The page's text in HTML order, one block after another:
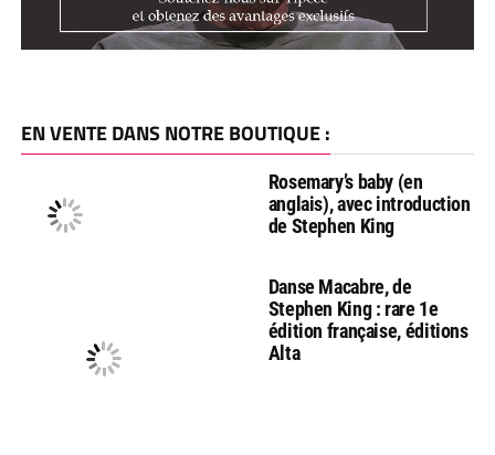
EN VENTE DANS NOTRE BOUTIQUE :
Rosemary’s baby (en
anglais), avec introduction
de Stephen King
Danse Macabre, de
Stephen King : rare 1e
édition française, éditions
Alta